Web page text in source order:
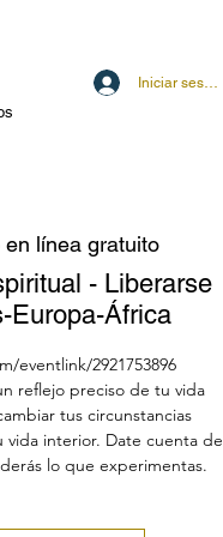
Iniciar sesión
en línea gratuito
- Liberarse
Europa-África
eventlink/2921753896
reflejo preciso de tu vida
tus circunstancias
interior. Date cuenta de
lo que experimentas.